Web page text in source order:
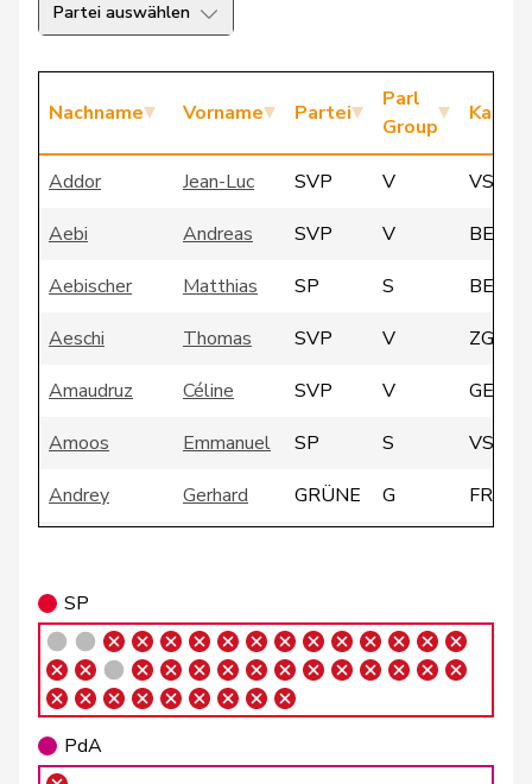
Partei auswählen
Nachname Vorname Partei
Parl
Group
Addor Jean-Luc SVP V
VS
Aebi
Andreas SVP V
BE
Aebischer
Matthias SP S
BE
Aeschi
Thomas SVP V
ZG
Amaudruz
Céline SVP V
GE
Amoos
Emmanuel SP S
VS
Andrey
Gerhard GRÜNE G
FR
Badertscher
Badran
Jacqueline SP S
Barrile
Angelo SP
Baumann
SP
PdA